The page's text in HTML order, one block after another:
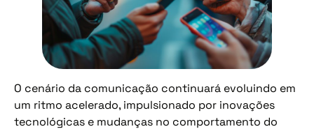
O cenário da comunicação continuará evoluindo em
um ritmo acelerado, impulsionado por inovações
tecnológicas e mudanças no comportamento do